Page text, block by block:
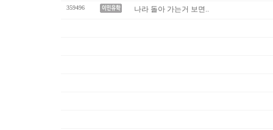
359496 나라 돌아 가는거 보면..